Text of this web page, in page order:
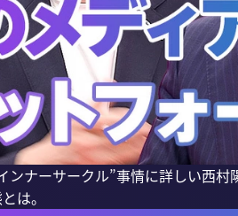
ナーサークル”事情に詳しい西村
は。